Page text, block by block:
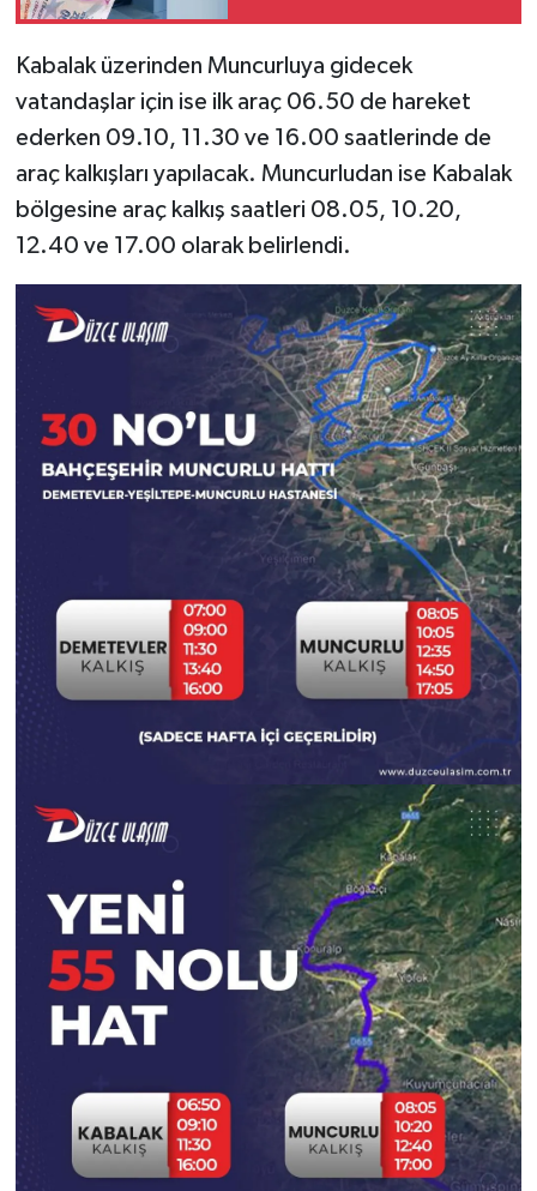
Kabalak üzerinden Muncurluya gidecek
vatandaşlar için ise ilk araç 06.50 de hareket
ederken 09.10, 11.30 ve 16.00 saatlerinde de
araç kalkışları yapılacak. Muncurludan ise Kabalak
bölgesine araç kalkış saatleri 08.05, 10.20,
12.40 ve 17.00 olarak belirlendi.